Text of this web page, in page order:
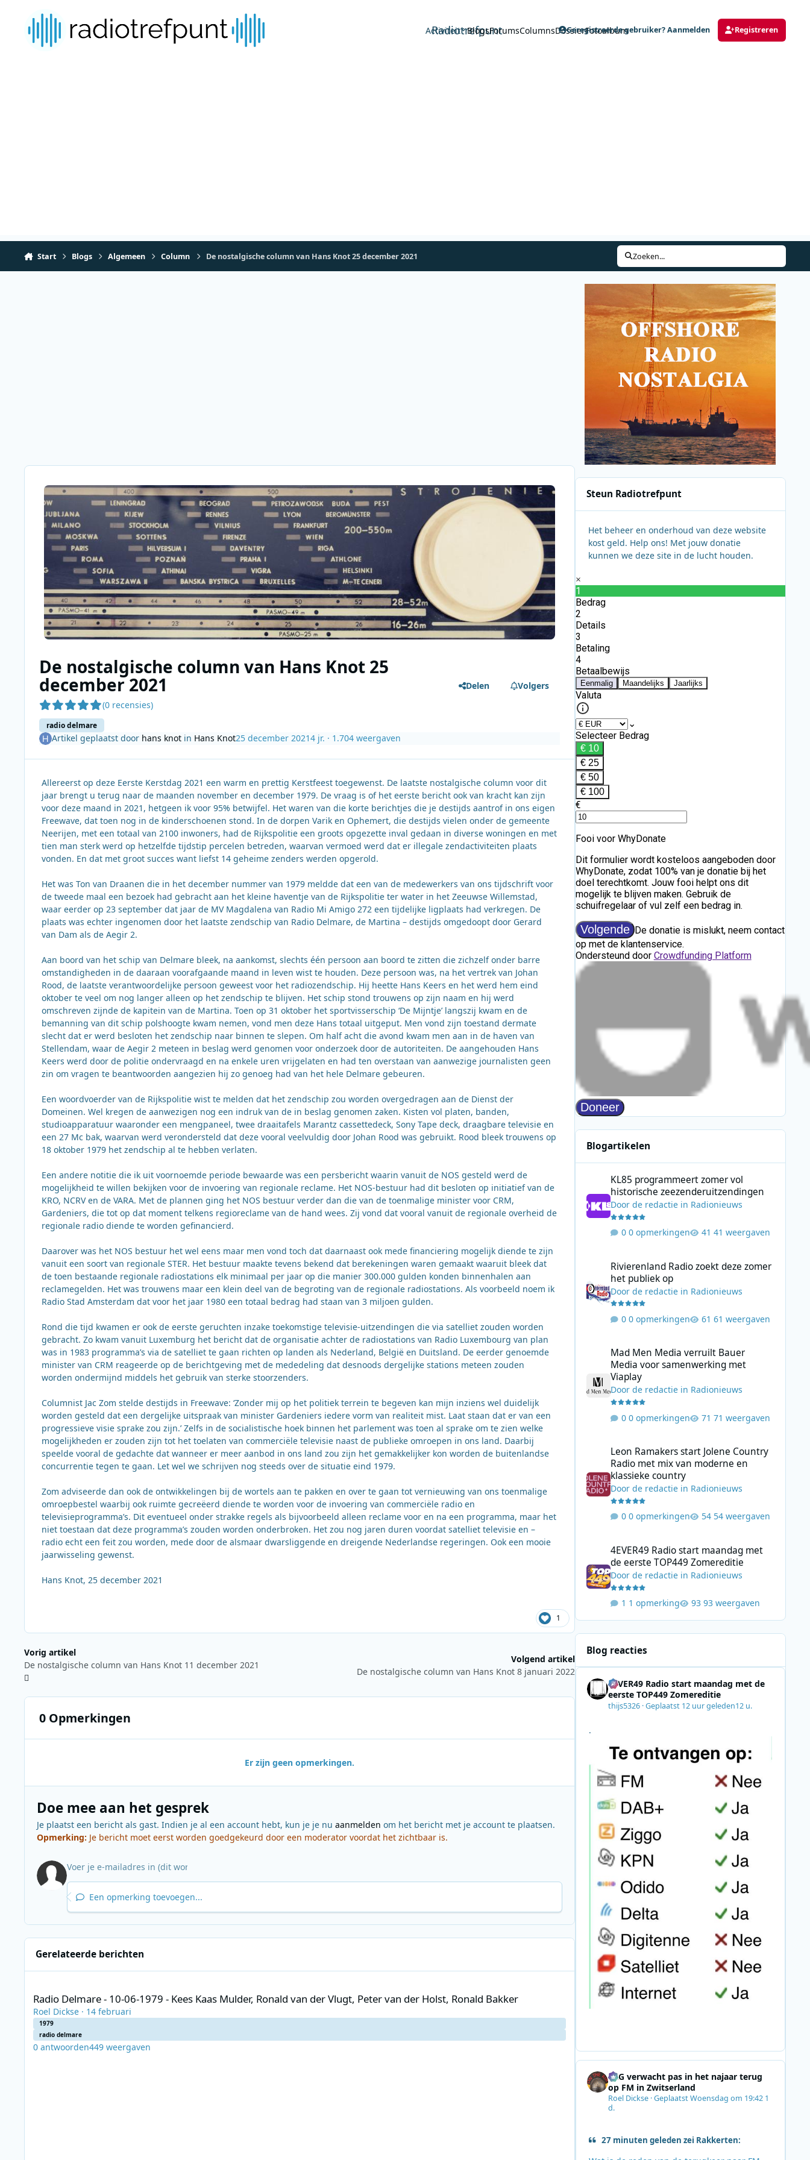
Radiotrefpunt
Activiteit BlogsForumsColumnsDossierFotoalbum
Geregistreerde gebruiker? Aanmelden Registreren
Start Blogs Algemeen Column De nostalgische column van Hans Knot 25 december 2021 Zoeken...
De nostalgische column van Hans Knot 25
december 2021
(0 recensies)
radio delmare
Delen Volgers
Artikel geplaatst door hans knotin Hans Knot25 december 20214 jr. · 1.704 weergaven
Allereerst op deze Eerste Kerstdag 2021 een warm en prettig Kerstfeest toegewenst. De laatste nostalgische column voor dit
jaar brengt u terug naar de maanden november en december 1979. De vraag is of het eerste bericht ook van kracht kan zijn
voor deze maand in 2021, hetgeen ik voor 95% betwijfel. Het waren van die korte berichtjes die je destijds aantrof in ons eigen
Freewave, dat toen nog in de kinderschoenen stond. In de dorpen Varik en Ophemert, die destijds vielen onder de gemeente
Neerijen, met een totaal van 2100 inwoners, had de Rijkspolitie een groots opgezette inval gedaan in diverse woningen en met
tien man sterk werd op hetzelfde tijdstip percelen betreden, waarvan vermoed werd dat er illegale zendactiviteiten plaats
vonden. En dat met groot succes want liefst 14 geheime zenders werden opgerold.
Het was Ton van Draanen die in het december nummer van 1979 meldde dat een van de medewerkers van ons tijdschrift voor
de tweede maal een bezoek had gebracht aan het kleine haventje van de Rijkspolitie ter water in het Zeeuwse Willemstad,
waar eerder op 23 september dat jaar de MV Magdalena van Radio Mi Amigo 272 een tijdelijke ligplaats had verkregen. De
plaats was echter ingenomen door het laatste zendschip van Radio Delmare, de Martina – destijds omgedoopt door Gerard
van Dam als de Aegir 2.
Aan boord van het schip van Delmare bleek, na aankomst, slechts één persoon aan boord te zitten die zichzelf onder barre
omstandigheden in de daaraan voorafgaande maand in leven wist te houden. Deze persoon was, na het vertrek van Johan
Rood, de laatste verantwoordelijke persoon geweest voor het radiozendschip. Hij heette Hans Keers en het werd hem eind
oktober te veel om nog langer alleen op het zendschip te blijven. Het schip stond trouwens op zijn naam en hij werd
omschreven zijnde de kapitein van de Martina. Toen op 31 oktober het sportvisserschip ‘De Mijntje’ langszij kwam en de
bemanning van dit schip polshoogte kwam nemen, vond men deze Hans totaal uitgeput. Men vond zijn toestand dermate
slecht dat er werd besloten het zendschip naar binnen te slepen. Om half acht die avond kwam men aan in de haven van
Stellendam, waar de Aegir 2 meteen in beslag werd genomen voor onderzoek door de autoriteiten. De aangehouden Hans
Keers werd door de politie ondervraagd en na enkele uren vrijgelaten en had ten overstaan van aanwezige journalisten geen
zin om vragen te beantwoorden aangezien hij zo genoeg had van het hele Delmare gebeuren.
Een woordvoerder van de Rijkspolitie wist te melden dat het zendschip zou worden overgedragen aan de Dienst der
Domeinen. Wel kregen de aanwezigen nog een indruk van de in beslag genomen zaken. Kisten vol platen, banden,
studioapparatuur waaronder een mengpaneel, twee draaitafels Marantz cassettedeck, Sony Tape deck, draagbare televisie en
een 27 Mc bak, waarvan werd verondersteld dat deze vooral veelvuldig door Johan Rood was gebruikt. Rood bleek trouwens op
18 oktober 1979 het zendschip al te hebben verlaten.
Een andere notitie die ik uit voornoemde periode bewaarde was een persbericht waarin vanuit de NOS gesteld werd de
mogelijkheid te willen bekijken voor de invoering van regionale reclame. Het NOS-bestuur had dit besloten op initiatief van de
KRO, NCRV en de VARA. Met de plannen ging het NOS bestuur verder dan die van de toenmalige minister voor CRM,
Gardeniers, die tot op dat moment telkens regioreclame van de hand wees. Zij vond dat vooral vanuit de regionale overheid de
regionale radio diende te worden gefinancierd.
Daarover was het NOS bestuur het wel eens maar men vond toch dat daarnaast ook mede financiering mogelijk diende te zijn
vanuit een soort van regionale STER. Het bestuur maakte tevens bekend dat berekeningen waren gemaakt waaruit bleek dat
de toen bestaande regionale radiostations elk minimaal per jaar op die manier 300.000 gulden konden binnenhalen aan
reclamegelden. Het was trouwens maar een klein deel van de begroting van de regionale radiostations. Als voorbeeld noem ik
Radio Stad Amsterdam dat voor het jaar 1980 een totaal bedrag had staan van 3 miljoen gulden.
Rond die tijd kwamen er ook de eerste geruchten inzake toekomstige televisie-uitzendingen die via satelliet zouden worden
gebracht. Zo kwam vanuit Luxemburg het bericht dat de organisatie achter de radiostations van Radio Luxembourg van plan
was in 1983 programma’s via de satelliet te gaan richten op landen als Nederland, België en Duitsland. De eerder genoemde
minister van CRM reageerde op de berichtgeving met de mededeling dat desnoods dergelijke stations meteen zouden
worden ondermijnd middels het gebruik van sterke stoorzenders.
Columnist Jac Zom stelde destijds in Freewave: ‘Zonder mij op het politiek terrein te begeven kan mijn inziens wel duidelijk
worden gesteld dat een dergelijke uitspraak van minister Gardeniers iedere vorm van realiteit mist. Laat staan dat er van een
progressieve visie sprake zou zijn.’ Zelfs in de socialistische hoek binnen het parlement was toen al sprake om te zien welke
mogelijkheden er zouden zijn tot het toelaten van commerciële televisie naast de publieke omroepen in ons land. Daarbij
speelde vooral de gedachte dat wanneer er meer aanbod in ons land zou zijn het gemakkelijker kon worden de buitenlandse
concurrentie tegen te gaan. Let wel we schrijven nog steeds over de situatie eind 1979.
Zom adviseerde dan ook de ontwikkelingen bij de wortels aan te pakken en over te gaan tot vernieuwing van ons toenmalige
omroepbestel waarbij ook ruimte gecreëerd diende te worden voor de invoering van commerciële radio en
televisieprogramma’s. Dit eventueel onder strakke regels als bijvoorbeeld alleen reclame voor en na een programma, maar het
niet toestaan dat deze programma’s zouden worden onderbroken. Het zou nog jaren duren voordat satelliet televisie en –
radio echt een feit zou worden, mede door de alsmaar dwarsliggende en dreigende Nederlandse regeringen. Ook een mooie
jaarwisseling gewenst.
Hans Knot, 25 december 2021
1
Vorig artikel
De nostalgische column van Hans Knot 11 december 2021
Volgend artikel
De nostalgische column van Hans Knot 8 januari 2022
0 Opmerkingen
Er zijn geen opmerkingen.
Doe mee aan het gesprek
Je plaatst een bericht als gast. Indien je al een account hebt, kun je je nu aanmelden om het bericht met je account te plaatsen.
Opmerking: Je bericht moet eerst worden goedgekeurd door een moderator voordat het zichtbaar is.
Een opmerking toevoegen...
Gerelateerde berichten
Radio Delmare - 10-06-1979 - Kees Kaas Mulder, Ronald van der Vlugt, Peter van der Holst, Ronald Bakker
Roel Dickse · 14 februari
1979
radio delmare
0 antwoorden449 weergaven
Steun Radiotrefpunt
Het beheer en onderhoud van deze website
kost geld. Help ons! Met jouw donatie
kunnen we deze site in de lucht houden.
Blogartikelen
KL85 programmeert zomer vol
historische zeezenderuitzendingen
Door de redactiein Radionieuws
0 opmerkingen 41 weergaven
Rivierenland Radio zoekt deze zomer
het publiek op
Door de redactiein Radionieuws
0 opmerkingen 61 weergaven
Mad Men Media verruilt Bauer
Media voor samenwerking met
Viaplay
Door de redactiein Radionieuws
0 opmerkingen 71 weergaven
Leon Ramakers start Jolene Country
Radio met mix van moderne en
klassieke country
Door de redactiein Radionieuws
0 opmerkingen 54 weergaven
4EVER49 Radio start maandag met
de eerste TOP449 Zomereditie
Door de redactiein Radionieuws
1 opmerking 93 weergaven
Blog reacties
4EVER49 Radio start maandag met de
eerste TOP449 Zomereditie
thijs5326·Geplaatst 12 uur geleden12 u.
.
SRG verwacht pas in het najaar terug
op FM in Zwitserland
Roel Dickse·GeplaatstWoensdag om 19:42 1
d.
27 minuten geleden zei Rakkerten: